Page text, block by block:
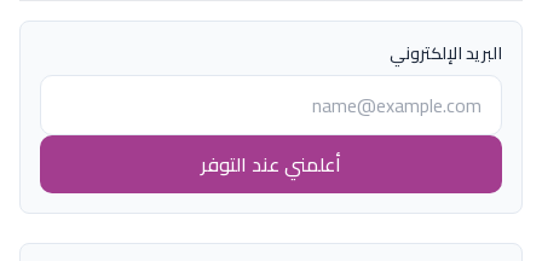
البريد الإلكتروني
أعلمني عند التوفر